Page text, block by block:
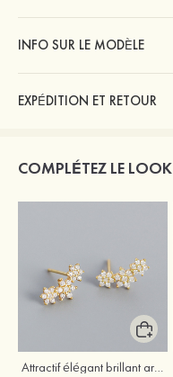
INFO SUR LE MODÈLE
EXPÉDITION ET RETOUR
COMPLÉTEZ LE LOOK
Attractif élégant brillant argent S925 boucles d'oreilles